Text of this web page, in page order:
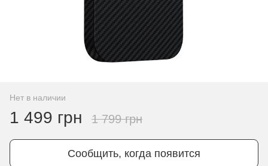
Нет в наличии
1 499 грн 1 799 грн
Сообщить, когда появится